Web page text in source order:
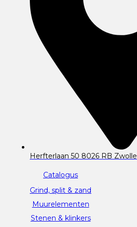
Herfterlaan 50 8026 RB Zwolle
Catalogus
Grind, split & zand
Muurelementen
Stenen & klinkers